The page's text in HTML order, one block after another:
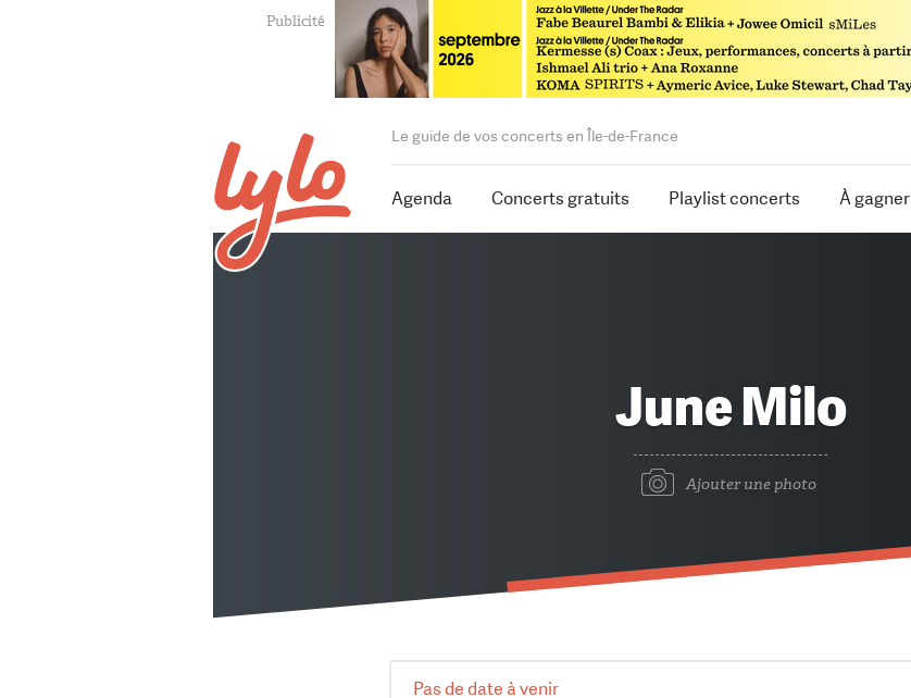
Le guide de vos concerts en Île-de-France
Agenda Concerts gratuits Playlist concerts À gagner
June Milo
Ajouter une photo
Pas de date à venir